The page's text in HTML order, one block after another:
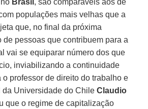
populações mais velhas que a
que, no final da próxima
de pessoas que contribuem para a
vai se equiparar número dos que
inviabilizando a continuidade
o professor de direito do trabalho e
Universidade do Chile Claudio
que o regime de capitalização